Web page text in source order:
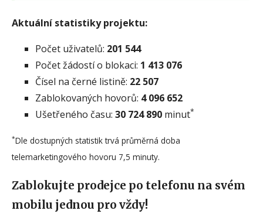
Aktuální statistiky projektu:
Počet uživatelů: 201 544
Počet žádostí o blokaci: 1 413 076
Čísel na černé listině: 22 507
Zablokovaných hovorů: 4 096 652
Ušetřeného času: 30 724 890 minut*
*Dle dostupných statistik trvá průměrná doba
telemarketingového hovoru 7,5 minuty.
Zablokujte prodejce po telefonu na svém
mobilu jednou pro vždy!